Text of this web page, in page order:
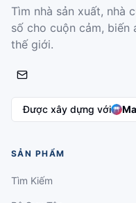
Tìm nhà sản xuất, nhà
số cho cuộn cảm, biến
thế giới.
Được xây dựng với
SẢN PHẨM
Tìm Kiếm